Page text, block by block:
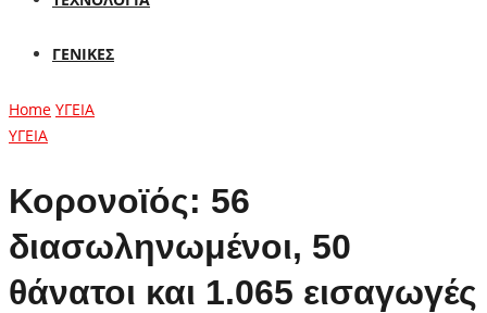
ΓΕΝΙΚΕΣ
Home ΥΓΕΙΑ
ΥΓΕΙΑ
Κορονοϊός: 56
διασωληνωμένοι, 50
θάνατοι και 1.065 εισαγωγές